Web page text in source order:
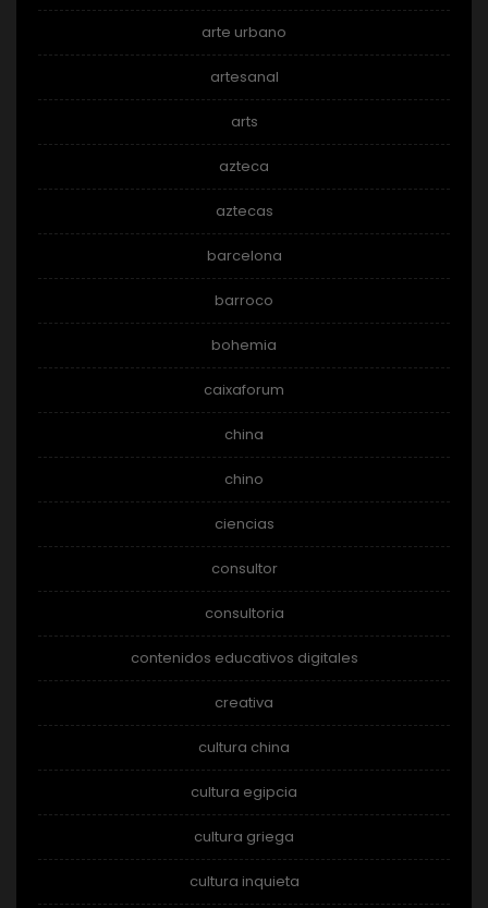
arte urbano
artesanal
arts
azteca
aztecas
barcelona
barroco
bohemia
caixaforum
china
chino
ciencias
consultor
consultoria
contenidos educativos digitales
creativa
cultura china
cultura egipcia
cultura griega
cultura inquieta